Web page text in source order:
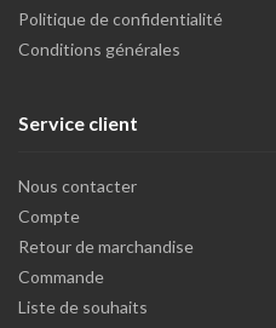
Politique de confidentialité
Conditions générales
Service client
Nous contacter
Compte
Retour de marchandise
Commande
Liste de souhaits